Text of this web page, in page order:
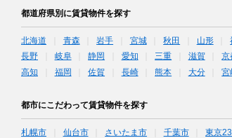
都道府県別に賃貸物件を探す
北海道 青森 岩手 宮城 秋田 山形
長野
岐阜 静岡 愛知 三重 滋賀 京
高知
福岡 佐賀 長崎 熊本 大分 宮
都市にこだわって賃貸物件を探す
札幌市 仙台市 さいたま市 千葉市 東京